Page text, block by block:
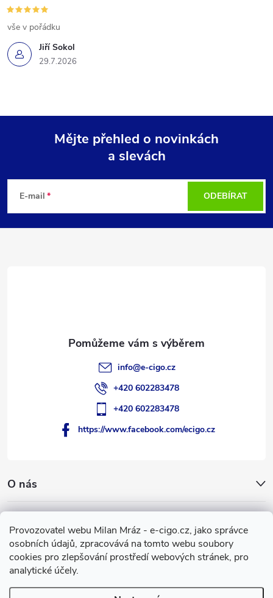
Provozovatel webu Milan Mráz - e-cigo.cz, jako správce
osobních údajů, zpracovává na tomto webu soubory
cookies pro zlepšování prostředí webových stránek, pro
analytické účely.
Jiří Sokol
29.7.2026
vše v pořádku
p
Mějte přehled o novinkách
a slevách
E-mail ODEBÍRAT
O nás
Facebook
info@e-cigo.cz
+420 602283478
+420 602283478
https://www.facebook.com/ecigo.cz